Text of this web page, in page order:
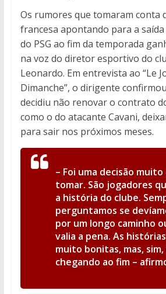
Os rumores que tomaram conta
francesa apontando para a
do PSG ao fim da temporada
na voz do diretor esportivo do
Leonardo. Em entrevista ao “Le
Dimanche”, o dirigente
decidiu não renovar o contrato
como o do atacante Cavani,
para sair nos próximos meses.
– Foi uma decisão
tomar. São jogadores
a história do clube.
perguntamos se
por um longo caminho
valia a pena. As
muito bonitas, mas,
chegando ao fim–